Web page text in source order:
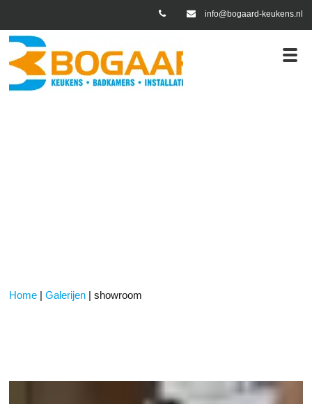
info@bogaard-keukens.nl
Home |Galerijen |showroom